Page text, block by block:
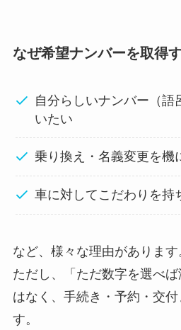
なぜ希望ナンバーを取得
自分らしいナンバー（語
いたい
乗り換え・名義変更を機
車に対してこだわりを持
など、様々な理由があります
ただし、「ただ数字を選べ
はなく、手続き・予約・交
す。